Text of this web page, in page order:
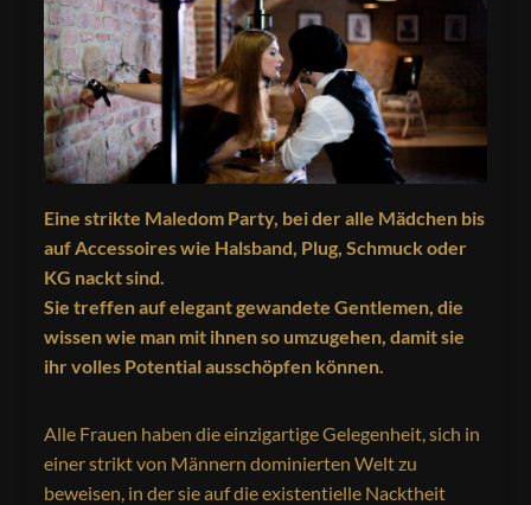
Eine strikte Maledom Party, bei der alle Mädchen bis
auf Accessoires wie Halsband, Plug, Schmuck oder
KG nackt sind.
Sie treffen auf elegant gewandete Gentlemen, die
wissen wie man mit ihnen so umzugehen, damit sie
ihr volles Potential ausschöpfen können.
Alle Frauen haben die einzigartige Gelegenheit, sich in
einer strikt von Männern dominierten Welt zu
beweisen, in der sie auf die existentielle Nacktheit